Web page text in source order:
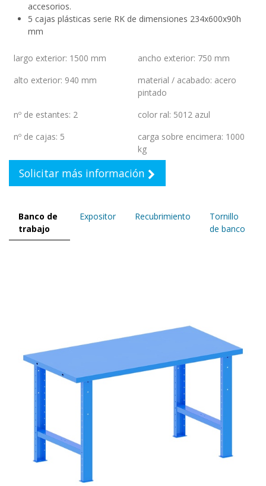
accesorios.
5 cajas plásticas serie RK de dimensiones 234x600x90h
mm
largo exterior: 1500 mm ancho exterior: 750 mm
alto exterior: 940 mm material / acabado: acero
pintado
nº de estantes: 2 color ral: 5012 azul
nº de cajas: 5 carga sobre encimera: 1000
kg
Solicitar más información
Banco de
trabajo
Expositor Recubrimiento
Tornillo
de banco